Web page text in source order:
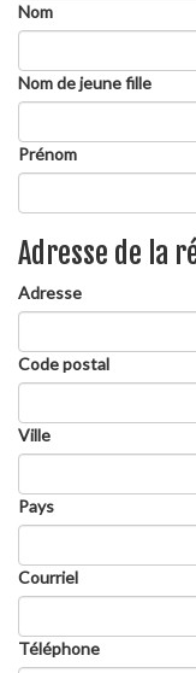
Nom
Nom de jeune fille
Prénom
Adresse de la
Adresse
Code postal
Ville
Pays
Courriel
Téléphone